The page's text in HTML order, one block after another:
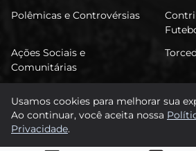
Polêmicas e Controvérsias
Ações Sociais e
Comunitárias
FuTimão
Usamos cookies para melhorar sua
Ao continuar, você aceita nossa
Privacidade.